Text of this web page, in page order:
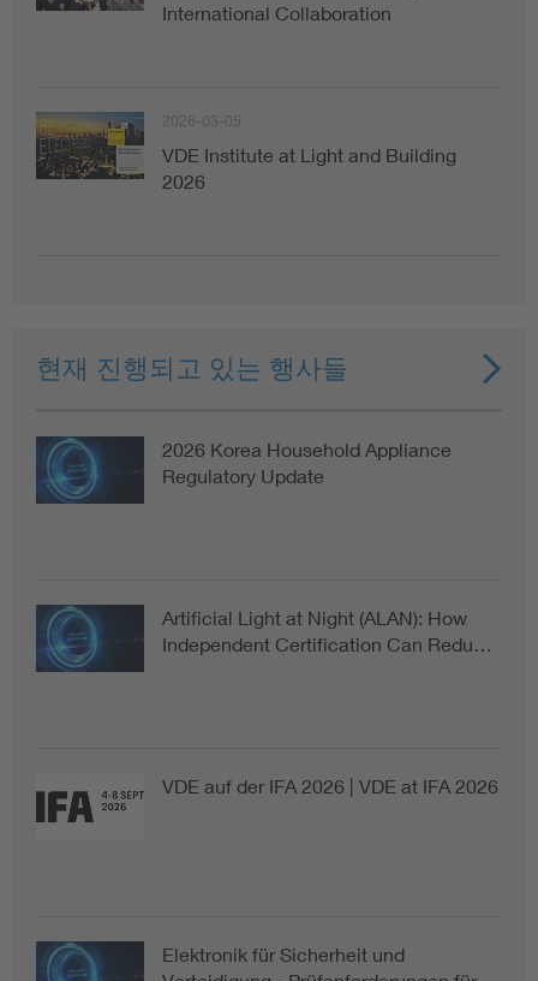
International Collaboration
2026-03-05
VDE Institute at Light and Building
2026
현재 진행되고 있는 행사들
2026 Korea Household Appliance
Regulatory Update
Artificial Light at Night (ALAN): How
Independent Certification Can Redu…
VDE auf der IFA 2026 | VDE at IFA 2026
Elektronik für Sicherheit und